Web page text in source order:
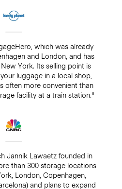
which was already
and London, and has
York. Its selling point is
luggage in a local shop,
often more convenient than
facility at a train station."
Jannik Lawaetz founded in
than 300 storage locations
London, Copenhagen,
and plans to expand